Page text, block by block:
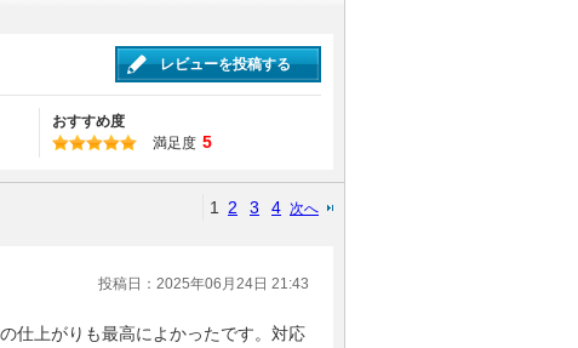
レビューを投稿する
おすすめ度
満足度 5
1 2 3 4 次へ
投稿日：2025年06月24日 21:43
仕上がりも最高によかったです。対応